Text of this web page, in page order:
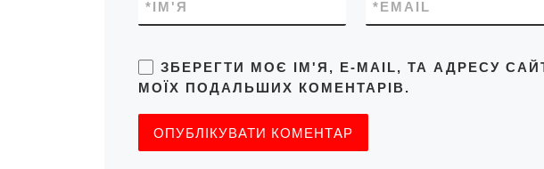
ІМ'Я
* EMAIL
*
ЗБЕРЕГТИ МОЄ ІМ'Я, E-MAIL, ТА АДРЕСУ
МОЇХ ПОДАЛЬШИХ КОМЕНТАРІВ.